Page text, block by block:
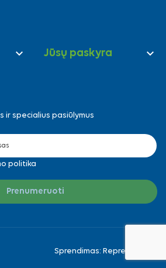
 Jūsų paskyra 
ir specialius pasiūlymus
politika
Sprendimas: Reprezentuok